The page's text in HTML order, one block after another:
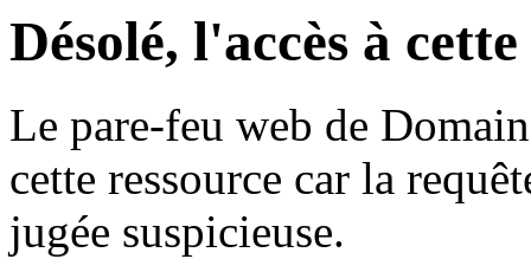
Désolé, l'accès à
Le pare-feu web de
cette ressource car la
jugée suspicieuse.